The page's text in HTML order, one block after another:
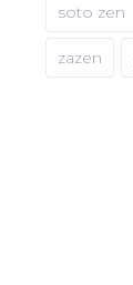
soto zen
zazen